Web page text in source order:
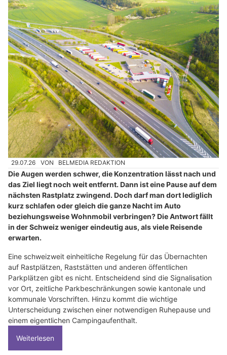
29.07.26 VON BELMEDIA REDAKTION
Die Augen werden schwer, die Konzentration lässt nach und
das Ziel liegt noch weit entfernt. Dann ist eine Pause auf dem
nächsten Rastplatz zwingend. Doch darf man dort lediglich
kurz schlafen oder gleich die ganze Nacht im Auto
beziehungsweise Wohnmobil verbringen? Die Antwort fällt
in der Schweiz weniger eindeutig aus, als viele Reisende
erwarten.
Eine schweizweit einheitliche Regelung für das Übernachten
auf Rastplätzen, Raststätten und anderen öffentlichen
Parkplätzen gibt es nicht. Entscheidend sind die Signalisation
vor Ort, zeitliche Parkbeschränkungen sowie kantonale und
kommunale Vorschriften. Hinzu kommt die wichtige
Unterscheidung zwischen einer notwendigen Ruhepause und
einem eigentlichen Campingaufenthalt.
Weiterlesen